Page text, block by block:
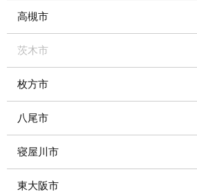
高槻市
茨木市
枚方市
八尾市
寝屋川市
東大阪市